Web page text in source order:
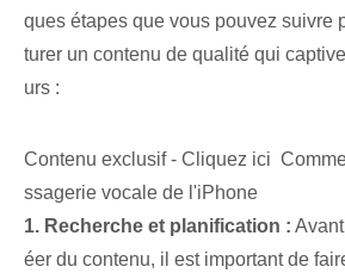
ques étapes que vous pouvez suivre
turer un contenu de qualité qui
urs :
Contenu exclusif - Cliquez ici
ssagerie vocale de l'iPhone
1. Recherche et planification :
éer du contenu, il est important de